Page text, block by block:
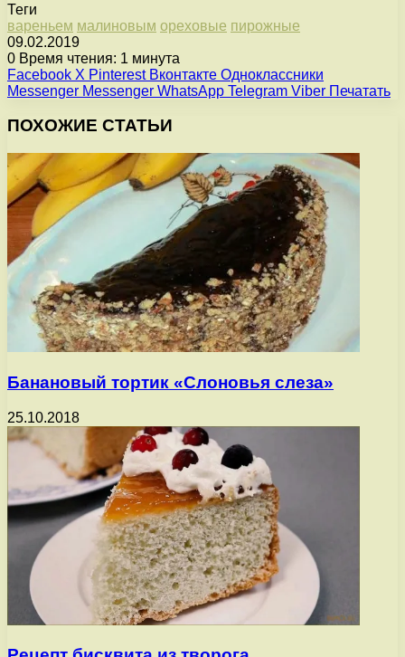
Теги
вареньем малиновым ореховые пирожные
09.02.2019
0 Время чтения: 1 минута
Facebook X Pinterest Вконтакте Одноклассники
Messenger Messenger WhatsApp Telegram Viber Печатать
ПОХОЖИЕ СТАТЬИ
Банановый тортик «Слоновья слеза»
25.10.2018